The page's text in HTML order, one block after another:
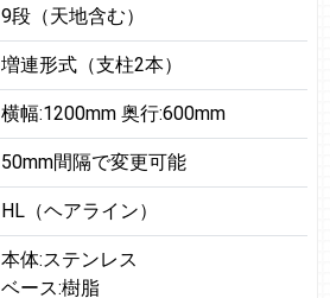
9段（天地含む）
増連形式（支柱2本）
横幅:1200mm 奥行:600mm
50mm間隔で変更可能
HL（ヘアライン）
本体:ステンレス
ベース:樹脂